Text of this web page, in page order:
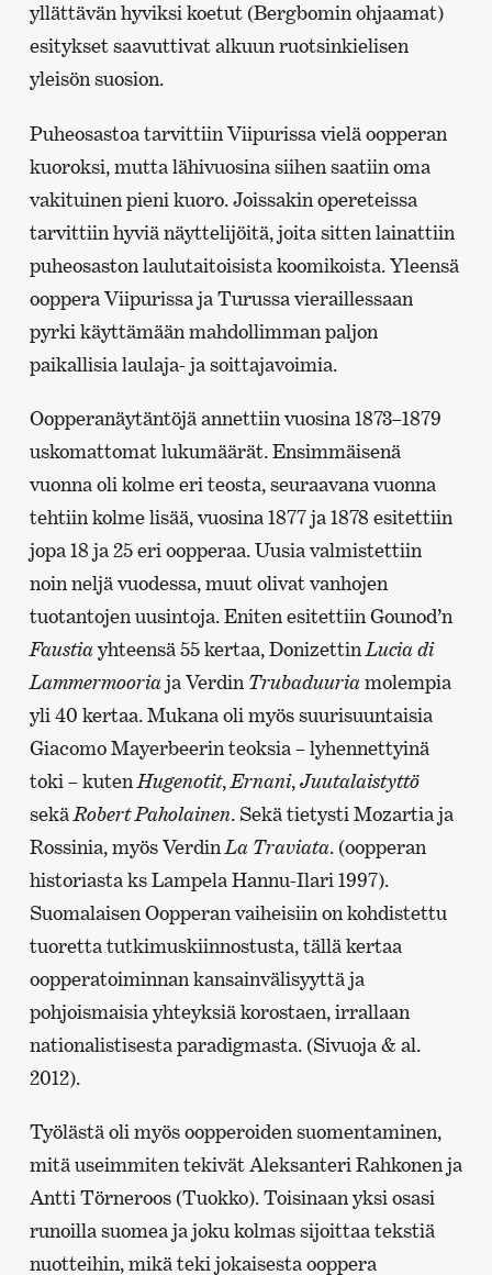
yllättävän hyviksi koetut (Bergbomin ohjaamat)
esitykset saavuttivat alkuun ruotsinkielisen
yleisön suosion.
Puheosastoa tarvittiin Viipurissa vielä oopperan
kuoroksi, mutta lähivuosina siihen saatiin oma
vakituinen pieni kuoro. Joissakin opereteissa
tarvittiin hyviä näyttelijöitä, joita sitten lainattiin
puheosaston laulutaitoisista koomikoista. Yleensä
ooppera Viipurissa ja Turussa vieraillessaan
pyrki käyttämään mahdollimman paljon
paikallisia laulaja- ja soittajavoimia.
Oopperanäytäntöjä annettiin vuosina 1873–1879
uskomattomat lukumäärät. Ensimmäisenä
vuonna oli kolme eri teosta, seuraavana vuonna
tehtiin kolme lisää, vuosina 1877 ja 1878 esitettiin
jopa 18 ja 25 eri oopperaa. Uusia valmistettiin
noin neljä vuodessa, muut olivat vanhojen
tuotantojen uusintoja. Eniten esitettiin Gounod’n
Faustiayhteensä 55 kertaa, Donizettin Lucia di
Lammermooriaja Verdin Trubaduuriamolempia
yli 40 kertaa. Mukana oli myös suurisuuntaisia
Giacomo Mayerbeerin teoksia – lyhennettyinä
toki – kuten Hugenotit, Ernani,Juutalaistyttö
sekä Robert Paholainen. Sekä tietysti Mozartia ja
Rossinia, myös Verdin La Traviata. (oopperan
historiasta ks Lampela Hannu-Ilari 1997).
Suomalaisen Oopperan vaiheisiin on kohdistettu
tuoretta tutkimuskiinnostusta, tällä kertaa
oopperatoiminnan kansainvälisyyttä ja
pohjoismaisia yhteyksiä korostaen, irrallaan
nationalistisesta paradigmasta. (Sivuoja & al.
2012).
Työlästä oli myös oopperoiden suomentaminen,
mitä useimmiten tekivät Aleksanteri Rahkonen ja
Antti Törneroos (Tuokko). Toisinaan yksi osasi
runoilla suomea ja joku kolmas sijoittaa tekstiä
nuotteihin, mikä teki jokaisesta ooppera